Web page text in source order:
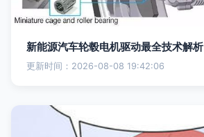
新能源汽车轮毂电机驱动最全技术解析
更新时间：2026-08-08 19:42:06